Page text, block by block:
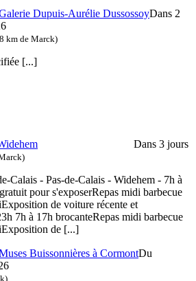
Dupuis-Aurélie DussossoyDans 2
km de Marck)
[...]
Dans 3 jours
Calais - Pas-de-Calais - Widehem - 7h à
pour s'exposerRepas midi barbecue
de voiture récente et
7h à 17h brocanteRepas midi barbecue
de [...]
Buissonnières à CormontDu